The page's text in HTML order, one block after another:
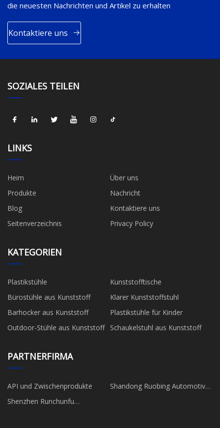
die neuesten Nachrichten und Artikel zu erhalten
Kontaktiere uns
SOZIALES TEILEN
LINKS
Heim
Über uns
Produkte
Nachricht
Blog
Kontaktiere uns
Seitenverzeichnis
Privacy Policy
KATEGORIEN
Plastikstühle
Kunststofftische
Bürostühle aus Kunststoff
Klarer Kunststoffstuhl
Barhocker aus Kunststoff
Plastikstühle für Kinder
Outdoor-Stühle aus Kunststoff
Schaukelstuhl aus Kunststoff
PARTNERFIRMA
API und Zwischenprodukte
Shandong Ruobing Automotive
Shenzhen Runchunfu